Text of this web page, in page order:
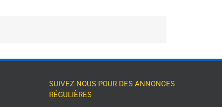
SUIVEZ-NOUS POUR DES ANNONCES
RÉGULIÈRES